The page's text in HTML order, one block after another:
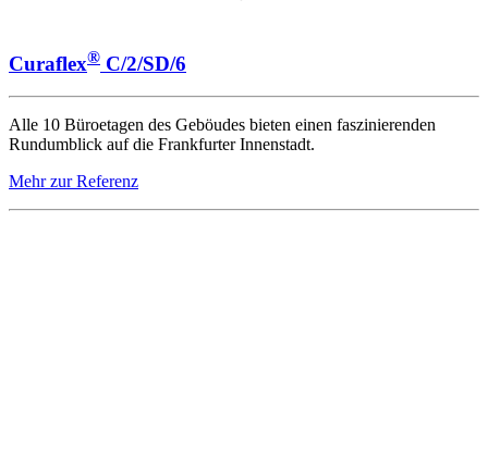
Curaflex® C/2/SD/6
Alle 10 Büroetagen des Geböudes bieten einen faszinierenden
Rundumblick auf die Frankfurter Innenstadt.
Mehr zur Referenz